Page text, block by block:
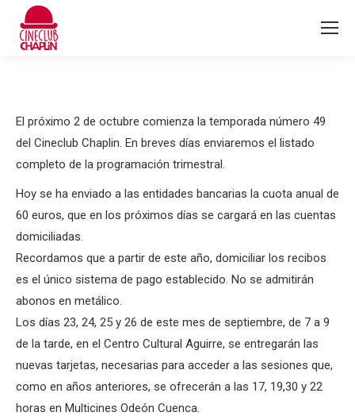
El próximo 2 de octubre comienza la temporada número 49
del Cineclub Chaplin. En breves días enviaremos el listado
completo de la programación trimestral.
Hoy se ha enviado a las entidades bancarias la cuota anual de
60 euros, que en los próximos días se cargará en las cuentas
domiciliadas.
Recordamos que a partir de este año, domiciliar los recibos
es el único sistema de pago establecido. No se admitirán
abonos en metálico.
Los días 23, 24, 25 y 26 de este mes de septiembre, de 7 a 9
de la tarde, en el Centro Cultural Aguirre, se entregarán las
nuevas tarjetas, necesarias para acceder a las sesiones que,
como en años anteriores, se ofrecerán a las 17, 19,30 y 22
horas en Multicines Odeón Cuenca.